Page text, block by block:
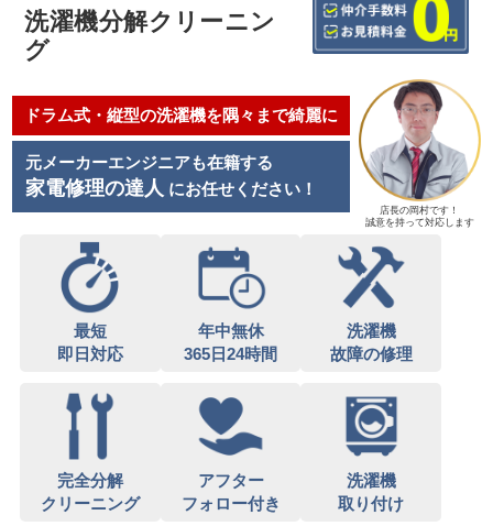
洗濯機分解クリーニン
グ
ドラム式・縦型の洗濯機を隅々まで綺麗に
元メーカーエンジニアも在籍する
家電修理の達人 にお任せください！
店長の岡村です！
誠意を持って対応します
最短
即日対応
年中無休
365日24時間
洗濯機
故障の修理
完全分解
クリーニング
アフター
フォロー付き
洗濯機
取り付け